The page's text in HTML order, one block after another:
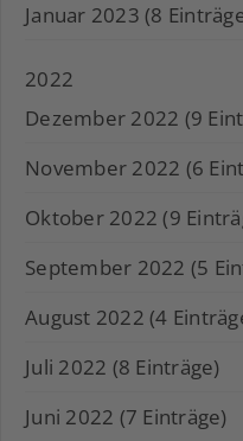
Januar 2023 (8
2022
Dezember 2022 (9
November 2022 (6
Oktober 2022 (9
September 2022 (5
August 2022 (4
Juli 2022 (8 Einträge)
Juni 2022 (7 Einträge)